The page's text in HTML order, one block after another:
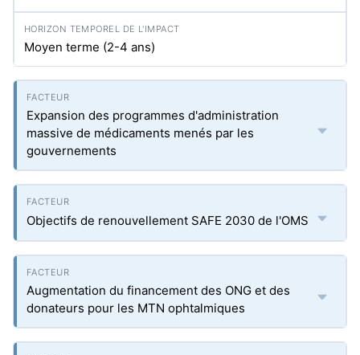
Moyen terme (2-4 ans)
Expansion des programmes d'administration
massive de médicaments menés par les
gouvernements
Objectifs de renouvellement SAFE 2030 de l'OMS
Augmentation du financement des ONG et des
donateurs pour les MTN ophtalmiques